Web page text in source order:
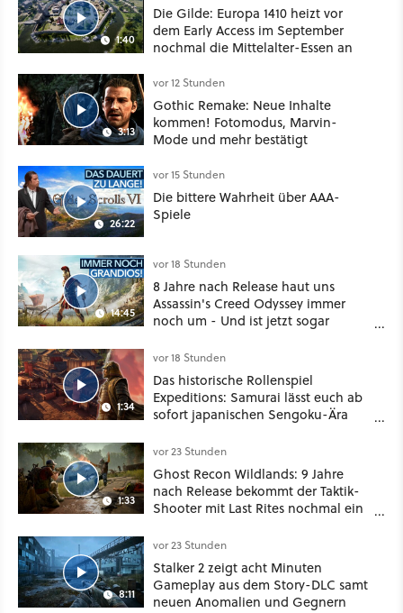
1:40
Die Gilde: Europa 1410 heizt vor
dem Early Access im September
nochmal die Mittelalter-Essen an
3:13
vor 12 Stunden
Gothic Remake: Neue Inhalte
kommen! Fotomodus, Marvin-
Mode und mehr bestätigt
26:22
vor 15 Stunden
Die bittere Wahrheit über AAA-
Spiele
14:45
vor 18 Stunden
8 Jahre nach Release haut uns
Assassin's Creed Odyssey immer
noch um - Und ist jetzt sogar
1:34
vor 18 Stunden
Das historische Rollenspiel
Expeditions: Samurai lässt euch ab
sofort japanischen Sengoku-Ära
oder Diplomatie
1:33
vor 23 Stunden
Ghost Recon Wildlands: 9 Jahre
nach Release bekommt der Taktik-
Shooter mit Last Rites nochmal ein
8:11
vor 23 Stunden
Stalker 2 zeigt acht Minuten
Gameplay aus dem Story-DLC samt
neuen Anomalien und Gegnern